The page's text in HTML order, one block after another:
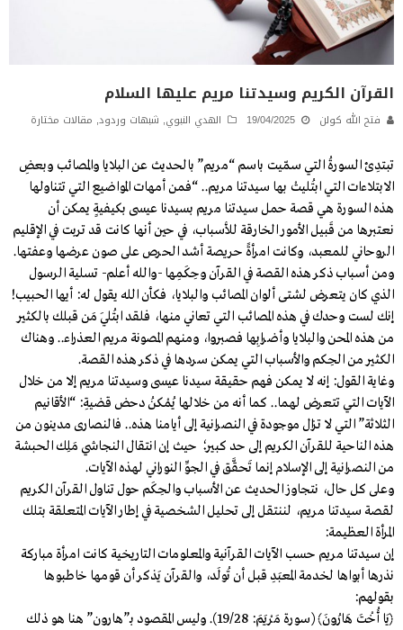
القرآن الكريم وسيدتنا مريم عليها السلام
فتح الله كولن 19/04/2025 الهدي النبوي, شبهات وردود, مقالات مختارة
تبتدِئ السورةُ التي سمّيت باسم “مريم” بالحديث عن البلايا والمصائب وبعضِ
الابتلاءات التي ابتُليتْ بها سيدتنا مريم.. “فمن أمهات المواضيع التي تتناولها
هذه السورة هي قصة حمل سيدتنا مريم بسيدنا عيسى بكيفيةٍ يمكن أن
نعتبرها من قَبيل الأمور الخارقة للأسباب، في حين أنها كانت قد تربت في الإقليم
الروحاني للمعبد، وكانت امرأةً حريصة أشد الحرص على صون عرضها وعفتها.
ومن أسباب ذكر هذه القصة في القرآن وحِكَمِها -والله أعلم- تسلية الرسول
الذي كان يتعرض لشتى ألوان المصائب والبلايا، فكأن الله يقول له: أيها الحبيب!
إنك لست وحدك في هذه المصائب التي تعاني منها، فلقد ابتُليَ مَن قبلك بالكثير
من هذه المحن والبلايا وأضرابِها فصبروا، ومنهم المصونة مريم العذراء.. وهناك
الكثير من الحِكم والأسباب التي يمكن سردها في ذكر هذه القصة.
وغاية القول: إنه لا يمكن فهم حقيقة سيدنا عيسى وسيدتنا مريم إلا من خلال
الآيات التي تتعرض لهما.. كما أنه من خلالها يُمْكنُ دحض قضيةِ: “الأقانيم
الثلاثة” التي لا تزال موجودة في النصرانية إلى أيامنا هذه.. فالنصارى مدينون من
هذه الناحية للقرآن الكريم إلى حد كبير؛ حيث إن انتقال النجاشي مَلِك الحبشة
من النصرانية إلى الإسلام إنما تَحقَّق في الجوِّ النوراني لهذه الآيات.
وعلى كل حال، نتجاوز الحديث عن الأسباب والحِكَم حول تناول القرآن الكريم
لقصة سيدتنا مريم، لننتقل إلى تحليل الشخصية في إطار الآيات المتعلقة بتلك
المرأة العظيمة:
إن سيدتنا مريم حسب الآيات القرآنية والمعلومات التاريخية كانت امرأة مباركة
نذرها أبواها لخدمة المعبَدِ قبل أن تُولَد، والقرآن يَذكر أن قومها خاطبوها
بقولهم:
﴿يَا أُخْتَ هَارُونَ﴾ (سورة مَرْيَمَ: 19/28). وليس المقصود بـ”هارون” هنا هو ذلك